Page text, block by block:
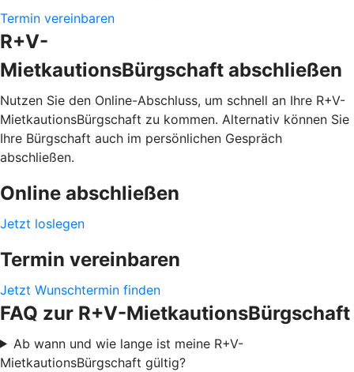
Termin vereinbaren
R+V-
MietkautionsBürgschaft abschließen
Nutzen Sie den Online-Abschluss, um schnell an Ihre R+V-
MietkautionsBürgschaft zu kommen. Alternativ können Sie
Ihre Bürgschaft auch im persönlichen Gespräch
abschließen.
Online abschließen
Jetzt loslegen
Termin vereinbaren
Jetzt Wunschtermin finden
FAQ zur R+V-MietkautionsBürgschaft
Ab wann und wie lange ist meine R+V-
MietkautionsBürgschaft gültig?